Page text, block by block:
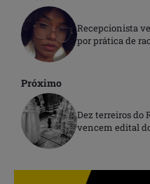
Recepcionista
por prática de
Próximo
Dez terreiros do
vencem edital